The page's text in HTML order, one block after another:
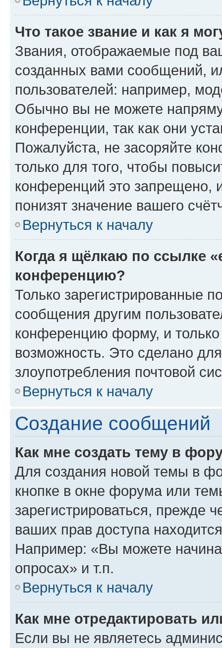
Что такое звание и как я
Звания, отображаемые под
созданных вами сообщений,
пользователей: например,
Обычно вы не можете
конференции, так как они
Пожалуйста, не засоряйте
только для того, чтобы
конференций это запрещено,
понизят значение вашего
Вернуться к началу
Когда я щёлкаю по ссылке
конференцию?
Только зарегистрированные
сообщения другим
конференцию форму, и
возможность. Это сделано
злоупотребления почтовой
Вернуться к началу
Создание сообщений
Как мне создать тему в
Для создания новой темы в
кнопке в окне форума или
зарегистрироваться, прежде
ваших прав доступа
Например: «Вы можете
опросах» и т.п.
Вернуться к началу
Как мне отредактировать
Если вы не являетесь